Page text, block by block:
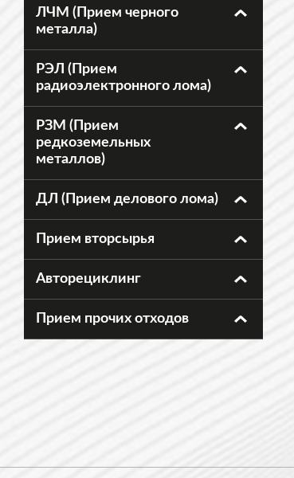
ЛЧМ (Прием черного
металла)
РЭЛ (Прием
радиоэлектронного лома)
РЗМ (Прием
редкоземельных
металлов)
ДЛ (Прием делового лома)
Прием вторсырья
Авторециклинг
Прием прочих отходов